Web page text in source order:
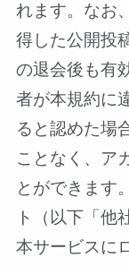
れます。なお
得した公開投
の退会後も有
者が本規約に
ると認めた場
ことなく、ア
とができます
ト（以下「他
本サービスに